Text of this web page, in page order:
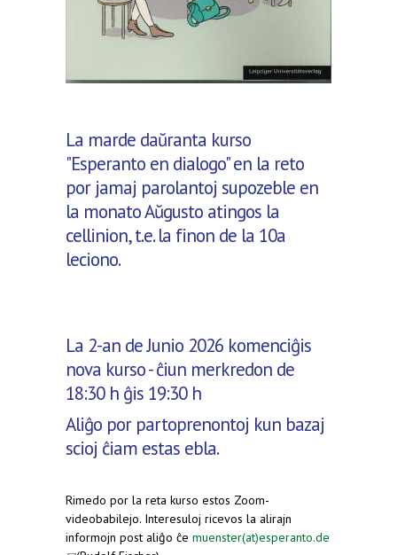
La marde daŭranta kurso
"Esperanto en dialogo" en la reto
por jamaj parolantoj supozeble en
la monato Aŭgusto atingos la
cellinion, t.e. la finon de la 10a
leciono.
La 2-an de Junio 2026 komenciĝis
nova kurso - ĉiun merkredon de
18:30 h ĝis 19:30 h
Aliĝo por partoprenontoj kun bazaj
scioj ĉiam estas ebla.
Rimedo por la reta kurso estos Zoom-
videobabilejo. Interesuloj ricevos la alirajn
informojn post aliĝo ĉe muenster(at)esperanto.de